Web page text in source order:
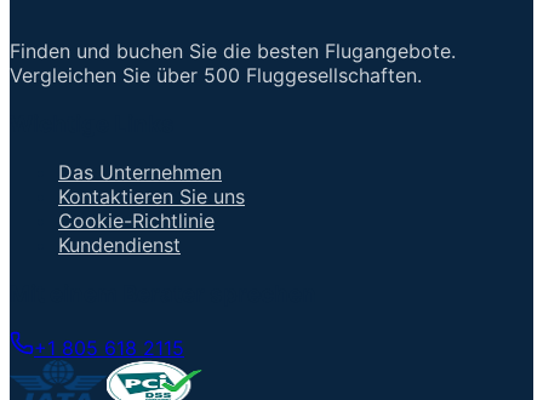
Finden und buchen Sie die besten Flugangebote.
Vergleichen Sie über 500 Fluggesellschaften.
Das Unternehmen
Kontaktieren Sie uns
Cookie-Richtlinie
Kundendienst
+1 805 618 2115